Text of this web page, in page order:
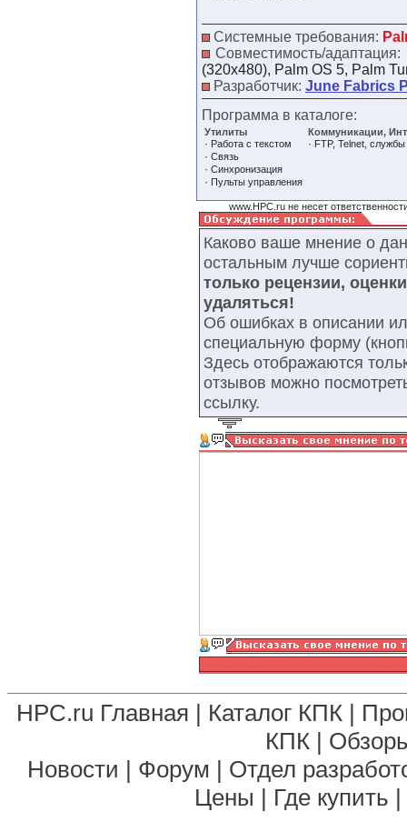
Системные требования:
Совместимость/адаптация:
(320x480), Palm OS 5, Palm
Разработчик: June Fabrics
Программа в каталоге:
Утилиты
· Работа с текстом
· Связь
· Синхронизация
· Пульты управления
Коммуникации,
· FTP, Telnet, службы
www.HPC.ru не несет
Каково ваше мнение о
остальным лучше
только рецензии,
удаляться!
Об ошибках в описании
специальную форму
Здесь отображаются
отзывов можно
ссылку.
HPC.ru Главная | Каталог КПК |
КПК |
Новости | Форум | Отдел
Цены | Где купить |